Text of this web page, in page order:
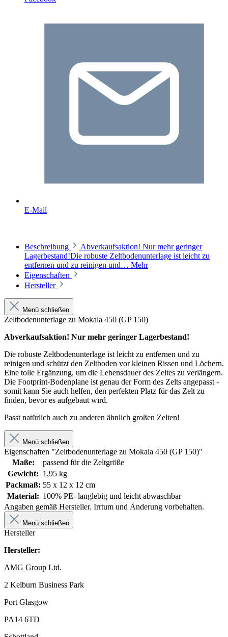
E-Mail
Beschreibung
Abverkaufsaktion! Nur mehr geringer
Lagerbestand!Die robuste Zeltbodenunterlage ist leicht zu
entfernen und zu reinigen und… Mehr
Eigenschaften
Hersteller
Menü schließen
Zeltbodenunterlage zu Mokala 450 (GP 150)
Abverkaufsaktion! Nur mehr geringer Lagerbestand!
Die robuste Zeltbodenunterlage ist leicht zu entfernen und zu
reinigen und schützt den Zeltboden vor kleinen Rissen und Löchern.
Eine tolle Ergänzung, um die Lebensdauer des Zeltes zu verlängern.
Die Footprint-Bodenplane ist genau der Form des Zelts angepasst -
somit kann Sie auch helfen, den perfekten Platz für das Zelt zu
finden, bevor es aufgebaut wird.
Passt natürlich auch zu anderen ähnlich großen Zelten!
Menü schließen
Eigenschaften "Zeltbodenunterlage zu Mokala 450 (GP 150)"
Maße:
passend für die Zeltgröße
Gewicht: 1,95 kg
Packmaß: 55 x 12 x 12 cm
Material: 100% PE- langlebig und leicht abwaschbar
Angaben gemäß Hersteller. Irrtum und Änderung vorbehalten.
Menü schließen
Hersteller
Hersteller:
AMG Group Ltd.
2 Kelburn Business Park
Port Glasgow
PA14 6TD